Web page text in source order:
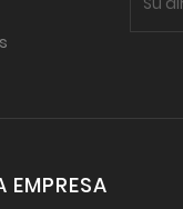
EMPRESA